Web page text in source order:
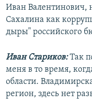
Иван Валентинович,
Сахалина как
дыры" российского
Иван Стариков:Так
меня в то время,
области.
регион, здесь нет